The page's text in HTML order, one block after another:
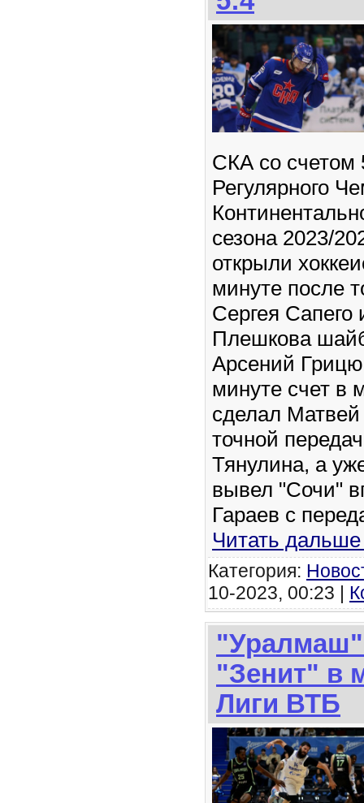
СКА со счетом
Регулярного
сезона 2023/
открыли
минуте после
Сергея Сапего
Плешкова
Арсений
минуте счет в
сделал
точной
Тянулина, а
вывел "Сочи"
Гараев с
Читать
Категория:
10-2023, 00:23 |
"Зенит" в
Лиги ВТБ